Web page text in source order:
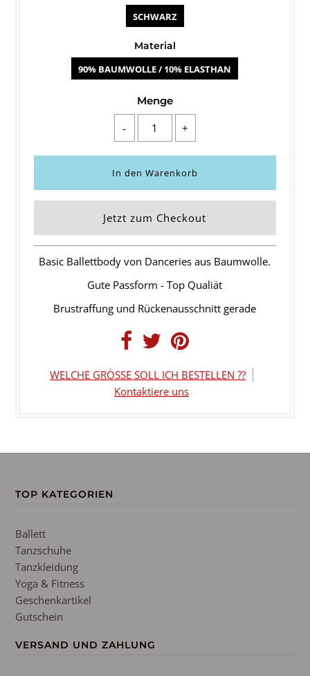
SCHWARZ
Material
90% BAUMWOLLE / 10% ELASTHAN
Menge
- +
Jetzt zum Checkout
Basic Ballettbody von Danceries aus Baumwolle.
Gute Passform - Top Qualiät
Brustraffung und Rückenausschnitt gerade
WELCHE GRÖSSE SOLL ICH BESTELLEN ??
Kontaktiere uns
TOP KATEGORIEN
Ballett
Tanzschuhe
Tanzkleidung
Yoga & Fitness
Geschenkartikel
Gutschein
VERSAND UND ZAHLUNG